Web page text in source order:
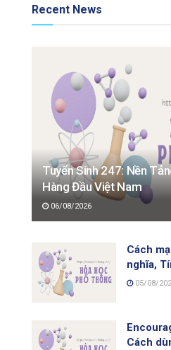
Recent News
Tuyển Sinh 247: Nền
Hàng Đầu Việt Nam
06/08/2026
Cách
nghĩa,
05/08/
Cách